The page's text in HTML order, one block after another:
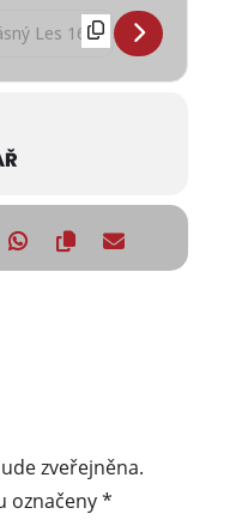
- Dětský karneval - Krásný
Address - Dětský
zveřejněna.
označeny*